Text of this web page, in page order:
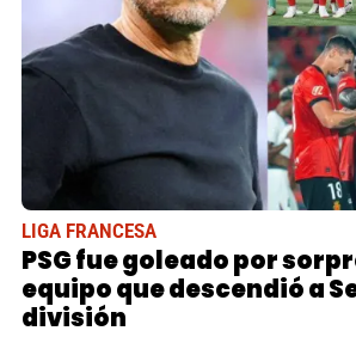
LIGA FRANCESA
PSG fue goleado por
equipo que descendió a
división